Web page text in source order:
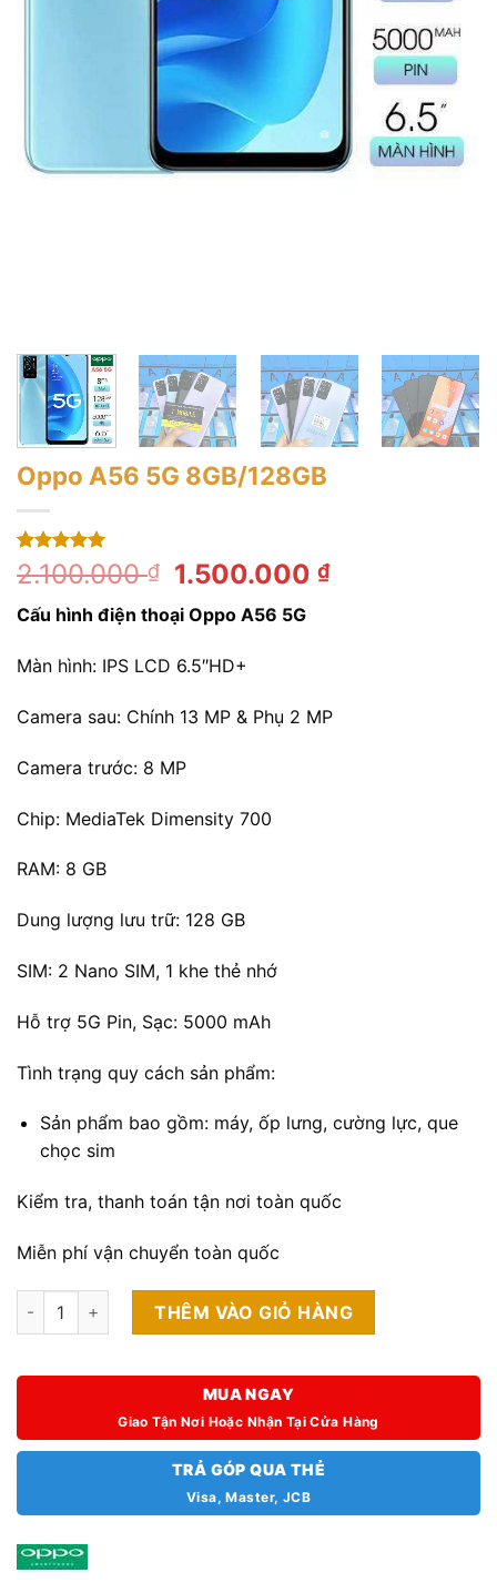
Oppo A56 5G 8GB/128GB
5.00 trên 5
dựa trên
1
2.100.000₫
Giá
gốc
là:
2.100.000 ₫.
1.500.000₫Giá
Cấu hình điện thoại Oppo A56 5G
Màn hình: IPS LCD 6.5″HD+
Camera sau: Chính 13 MP & Phụ 2 MP
Camera trước: 8 MP
Chip: MediaTek Dimensity 700
RAM: 8 GB
Dung lượng lưu trữ: 128 GB
SIM: 2 Nano SIM, 1 khe thẻ nhớ
Hỗ trợ 5G Pin, Sạc: 5000 mAh
Tình trạng quy cách sản phẩm:
Sản phẩm bao gồm: máy, ốp lưng, cường lực, que
chọc sim
Kiểm tra, thanh toán tận nơi toàn quốc
Miễn phí vận chuyển toàn quốc
Oppo A56 5G 8GB/128GB số lượng
THÊM VÀO GIỎ HÀNG
MUA NGAY
Giao Tận Nơi Hoặc Nhận Tại Cửa Hàng
TRẢ GÓP QUA THẺ
Visa, Master, JCB